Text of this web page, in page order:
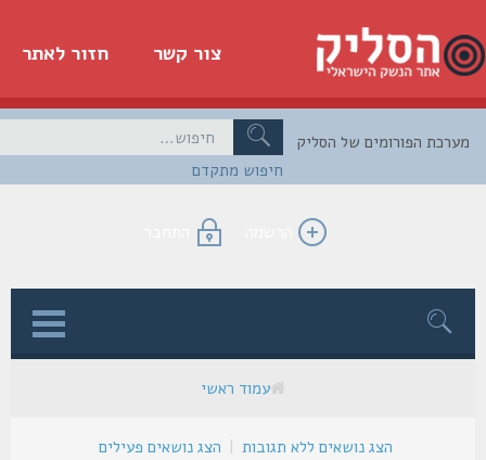
חזור לאתר צור קשר
חיפוש מתקדם
הפורומים של הסליק
הרשמה התחבר
עמוד ראשי
הצג נושאים ללא תגובות | הצג נושאים פעילים